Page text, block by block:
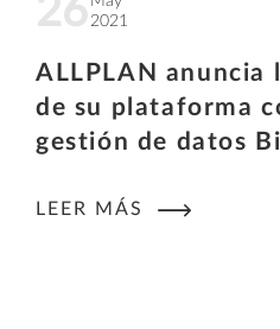
26 2021
ALLPLAN anuncia
de su plataforma
gestión de datos
LEER MÁS